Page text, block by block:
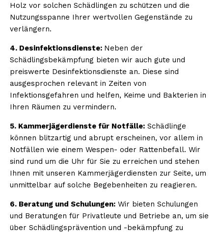
Holz vor solchen Schädlingen zu schützen und die
Nutzungsspanne Ihrer wertvollen Gegenstände zu
verlängern.
4. Desinfektionsdienste: Neben der
Schädlingsbekämpfung bieten wir auch gute und
preiswerte Desinfektionsdienste an. Diese sind
ausgesprochen relevant in Zeiten von
Infektionsgefahren und helfen, Keime und Bakterien in
Ihren Räumen zu vermindern.
5. Kammerjägerdienste für Notfälle: Schädlinge
können blitzartig und abrupt erscheinen, vor allem in
Notfällen wie einem Wespen- oder Rattenbefall. Wir
sind rund um die Uhr für Sie zu erreichen und stehen
Ihnen mit unseren Kammerjägerdiensten zur Seite, um
unmittelbar auf solche Begebenheiten zu reagieren.
6. Beratung und Schulungen: Wir bieten Schulungen
und Beratungen für Privatleute und Betriebe an, um sie
über Schädlingsprävention und -bekämpfung zu